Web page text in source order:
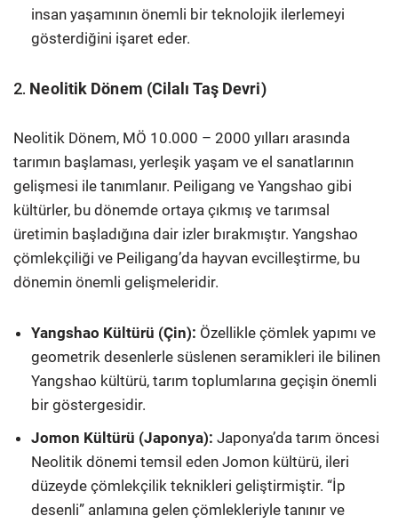
insan yaşamının önemli bir teknolojik ilerlemeyi
gösterdiğini işaret eder.
2. Neolitik Dönem (Cilalı Taş Devri)
Neolitik Dönem, MÖ 10.000 – 2000 yılları arasında
tarımın başlaması, yerleşik yaşam ve el sanatlarının
gelişmesi ile tanımlanır. Peiligang ve Yangshao gibi
kültürler, bu dönemde ortaya çıkmış ve tarımsal
üretimin başladığına dair izler bırakmıştır. Yangshao
çömlekçiliği ve Peiligang’da hayvan evcilleştirme, bu
dönemin önemli gelişmeleridir.
Yangshao Kültürü (Çin): Özellikle çömlek yapımı ve
geometrik desenlerle süslenen seramikleri ile bilinen
Yangshao kültürü, tarım toplumlarına geçişin önemli
bir göstergesidir.
Jomon Kültürü (Japonya): Japonya’da tarım öncesi
Neolitik dönemi temsil eden Jomon kültürü, ileri
düzeyde çömlekçilik teknikleri geliştirmiştir. “İp
desenli” anlamına gelen çömlekleriyle tanınır ve